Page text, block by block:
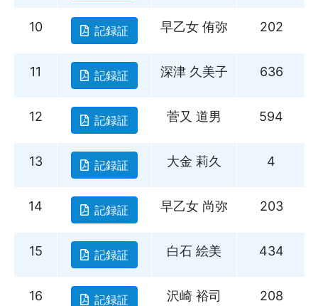
10 記録証 早乙女 侑弥 202
11 記録証 深津 久美子 636
12 記録証 菅又 道男 594
13 記録証 大金 莉久 4
14 記録証 早乙女 尚弥 203
15 記録証 白石 絵美 434
16 記録証 沢崎 裕司 208